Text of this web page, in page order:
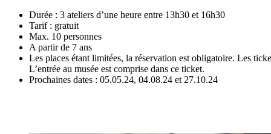
Durée : 3 ateliers d’une heure entre 13h30 et 16h30
Tarif : gratuit
Max. 10 personnes
A partir de 7 ans
Les places étant limitées, la réservation est obligatoire. Les
L’entrée au musée est comprise dans ce ticket.
Prochaines dates : 05.05.24, 04.08.24 et 27.10.24